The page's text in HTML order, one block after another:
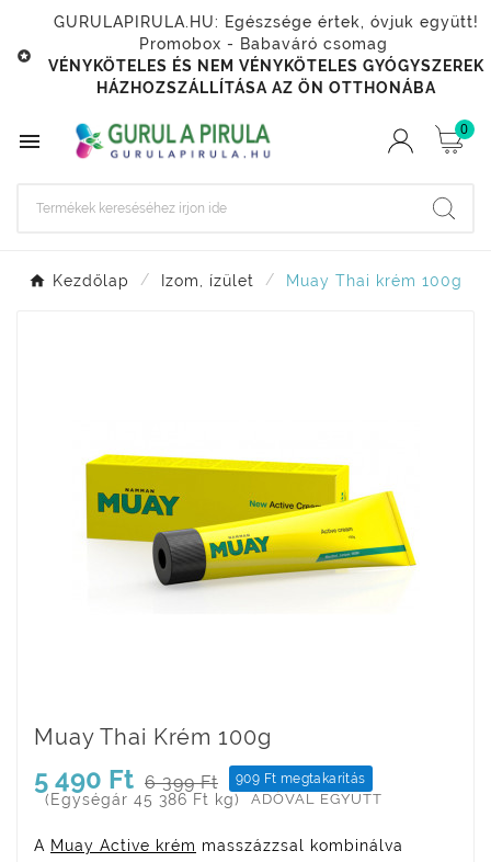

GURULAPIRULA.HU: Egészsége értek, óvjuk együtt!
Promobox - Babaváró csomag
VÉNYKÖTELES ÉS NEM VÉNYKÖTELES GYÓGYSZEREK
HÁZHOZSZÁLLÍTÁSA AZ ÖN OTTHONÁBA
 0
Kezdőlap Izom, ízület Muay Thai krém 100g
Muay Thai Krém 100g
5 490 Ft 6 399 Ft 909 Ft megtakarítás
(Egységár 45 386 Ft kg) ADÓVAL EGYÜTT
A Muay Active krém masszázzsal kombinálva